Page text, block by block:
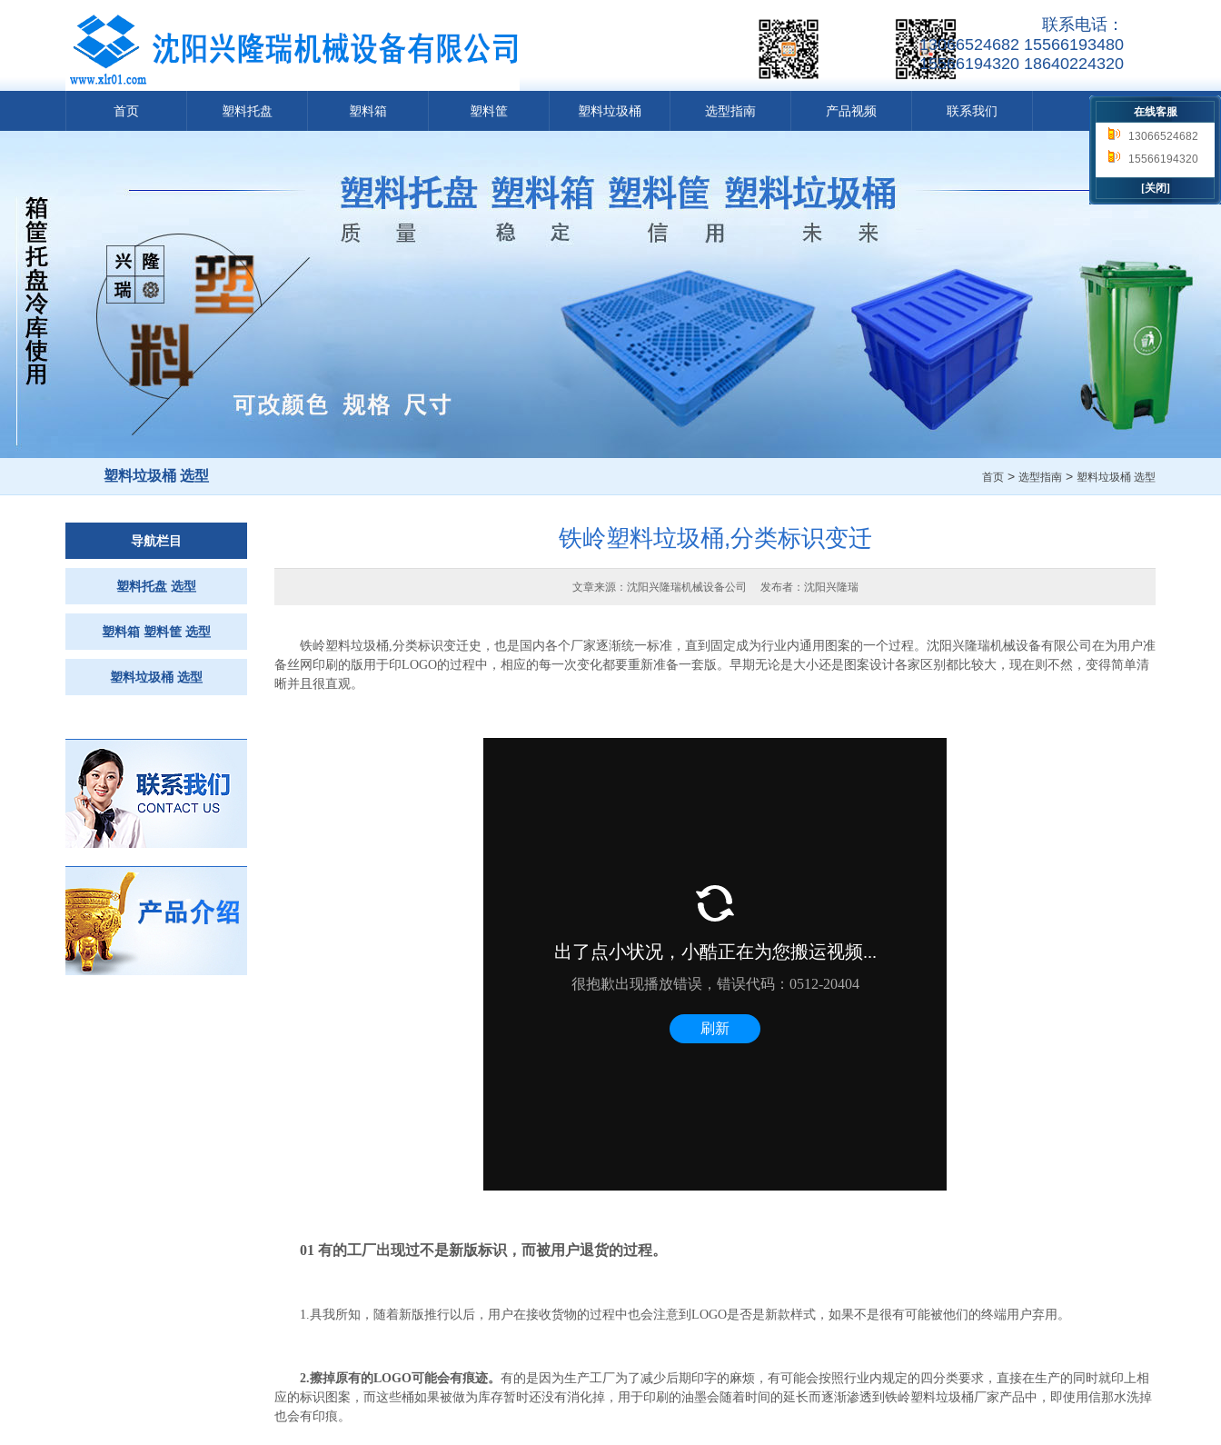
联系电话：
13066524682 15566193480
15566194320 18640224320
首页 塑料托盘 塑料箱 塑料筐 塑料垃圾桶 选型指南 产品视频 联系我们
塑料垃圾桶 选型 首页 > 选型指南 > 塑料垃圾桶 选型
导航栏目
塑料托盘 选型
塑料箱 塑料筐 选型
塑料垃圾桶 选型
铁岭塑料垃圾桶,分类标识变迁
文章来源：沈阳兴隆瑞机械设备公司 发布者：沈阳兴隆瑞
铁岭塑料垃圾桶,分类标识变迁史，也是国内各个厂家逐渐统一标准，直到固定成为行业内通用图案的一个过程。沈阳兴隆瑞机械设备有限公司在为用户准
备丝网印刷的版用于印LOGO的过程中，相应的每一次变化都要重新准备一套版。早期无论是大小还是图案设计各家区别都比较大，现在则不然，变得简单清
晰并且很直观。
01 有的工厂出现过不是新版标识，而被用户退货的过程。
1.具我所知，随着新版推行以后，用户在接收货物的过程中也会注意到LOGO是否是新款样式，如果不是很有可能被他们的终端用户弃用。
2.擦掉原有的LOGO可能会有痕迹。 有的是因为生产工厂为了减少后期印字的麻烦，有可能会按照行业内规定的四分类要求，直接在生产的同时就印上相
应的标识图案，而这些桶如果被做为库存暂时还没有消化掉，用于印刷的油墨会随着时间的延长而逐渐渗透到铁岭塑料垃圾桶厂家产品中，即使用信那水洗掉
也会有印痕。
在线客服
13066524682
15566193480
15566194320
18640224320
[关闭]